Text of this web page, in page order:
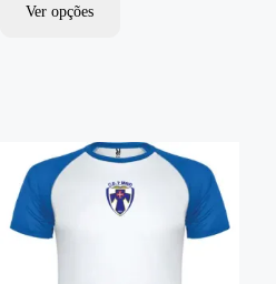
Ver opções